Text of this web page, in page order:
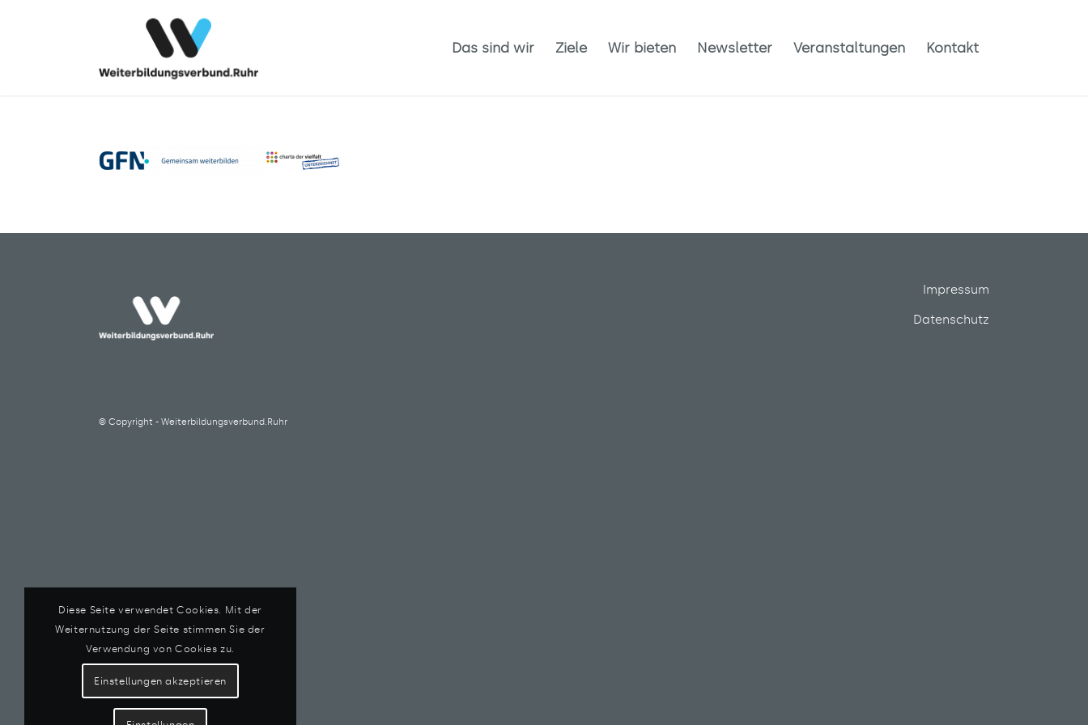
Das sind wir Ziele Wir bieten Newsletter Veranstaltungen Kontakt
Impressum
Datenschutz
© Copyright - Weiterbildungsverbund.Ruhr
Diese Seite verwendet Cookies. Mit der
Weiternutzung der Seite stimmen Sie der
Verwendung von Cookies zu.
Einstellungen akzeptieren